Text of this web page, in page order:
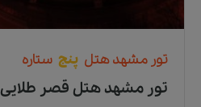
تور مشهدهتل پنج ستاره
تور مشهد هتل قصر طلایی